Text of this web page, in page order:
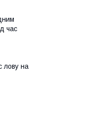
час
лову на